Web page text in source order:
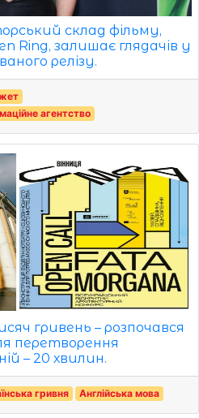
склад фільму,
Ring, залишає глядачів у
релізу.
агентство
гривень – розпочався
перетворення
– 20 хвилин.
гривня Англійська мова